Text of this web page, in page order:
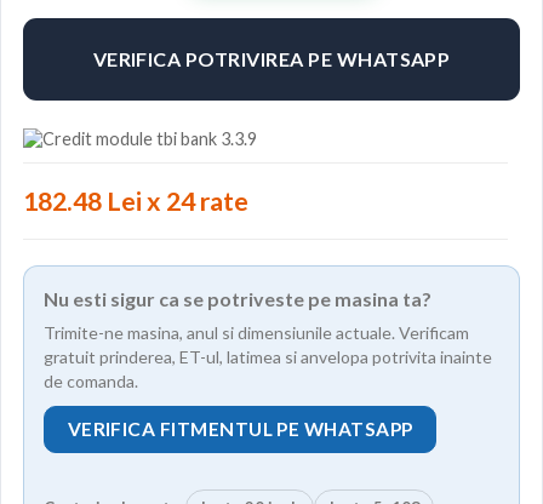
VERIFICA POTRIVIREA PE WHATSAPP
182.48 Lei x 24 rate
Nu esti sigur ca se potriveste pe masina ta?
Trimite-ne masina, anul si dimensiunile actuale. Verificam
gratuit prinderea, ET-ul, latimea si anvelopa potrivita inainte
de comanda.
VERIFICA FITMENTUL PE WHATSAPP